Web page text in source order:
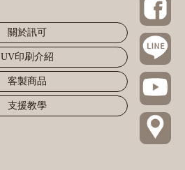
關於訊可
UV印刷介紹
客製商品
支援教學